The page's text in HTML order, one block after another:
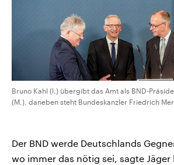
Bruno Kahl (l.) übergibt das Amt als BND-
(M.), daneben steht Bundeskanzler Friedrich
Der BND werde Deutschlands
wo immer das nötig sei, sagte Jäger